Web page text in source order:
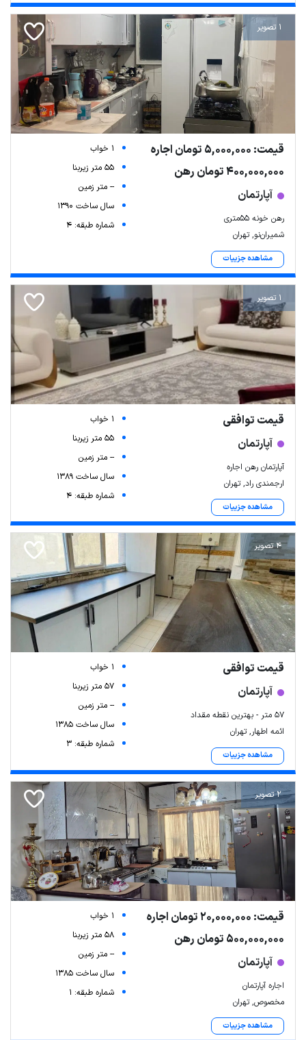
1 تصویر
قیمت: 5,000,000 تومان اجاره
400,000,000 تومان رهن
آپارتمان
رهن خونه ۵۵متری
شمیران‌نو, تهران
مشاهده جزییات
1 خواب
55 متر زیربنا
-- متر زمین
سال ساخت 1390
شماره طبقه: 4
1 تصویر
قیمت توافقی
آپارتمان
آپارتمان رهن اجاره
ارجمندی راد, تهران
مشاهده جزییات
1 خواب
55 متر زیربنا
-- متر زمین
سال ساخت 1389
شماره طبقه: 4
4 تصویر
قیمت توافقی
آپارتمان
57 متر - بهترین نقطه مقداد
ائمه اطهار, تهران
مشاهده جزییات
1 خواب
57 متر زیربنا
-- متر زمین
سال ساخت 1385
شماره طبقه: 3
2 تصویر
قیمت: 20,000,000 تومان اجاره
500,000,000 تومان رهن
آپارتمان
اجاره آپارتمان
مخصوص, تهران
مشاهده جزییات
1 خواب
58 متر زیربنا
-- متر زمین
سال ساخت 1385
شماره طبقه: 1